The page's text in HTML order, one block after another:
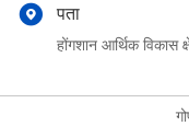
पता
होंगशान आर्थिक विकास